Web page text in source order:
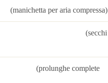
per aria compressa)
(secchi
complete